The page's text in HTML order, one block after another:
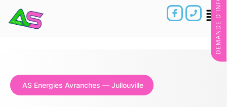
AS Energies Avranches — Jullouville